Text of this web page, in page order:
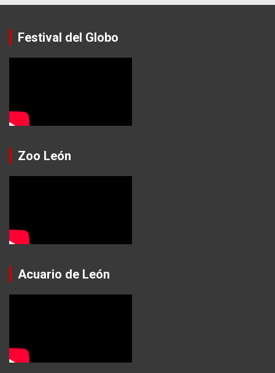
Festival del Globo
Zoo León
Acuario de León